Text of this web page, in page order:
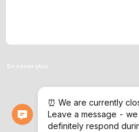
En savoir plus